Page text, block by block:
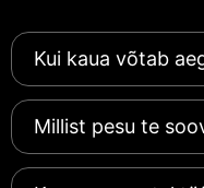
Kui kaua võtab
Millist pesu te